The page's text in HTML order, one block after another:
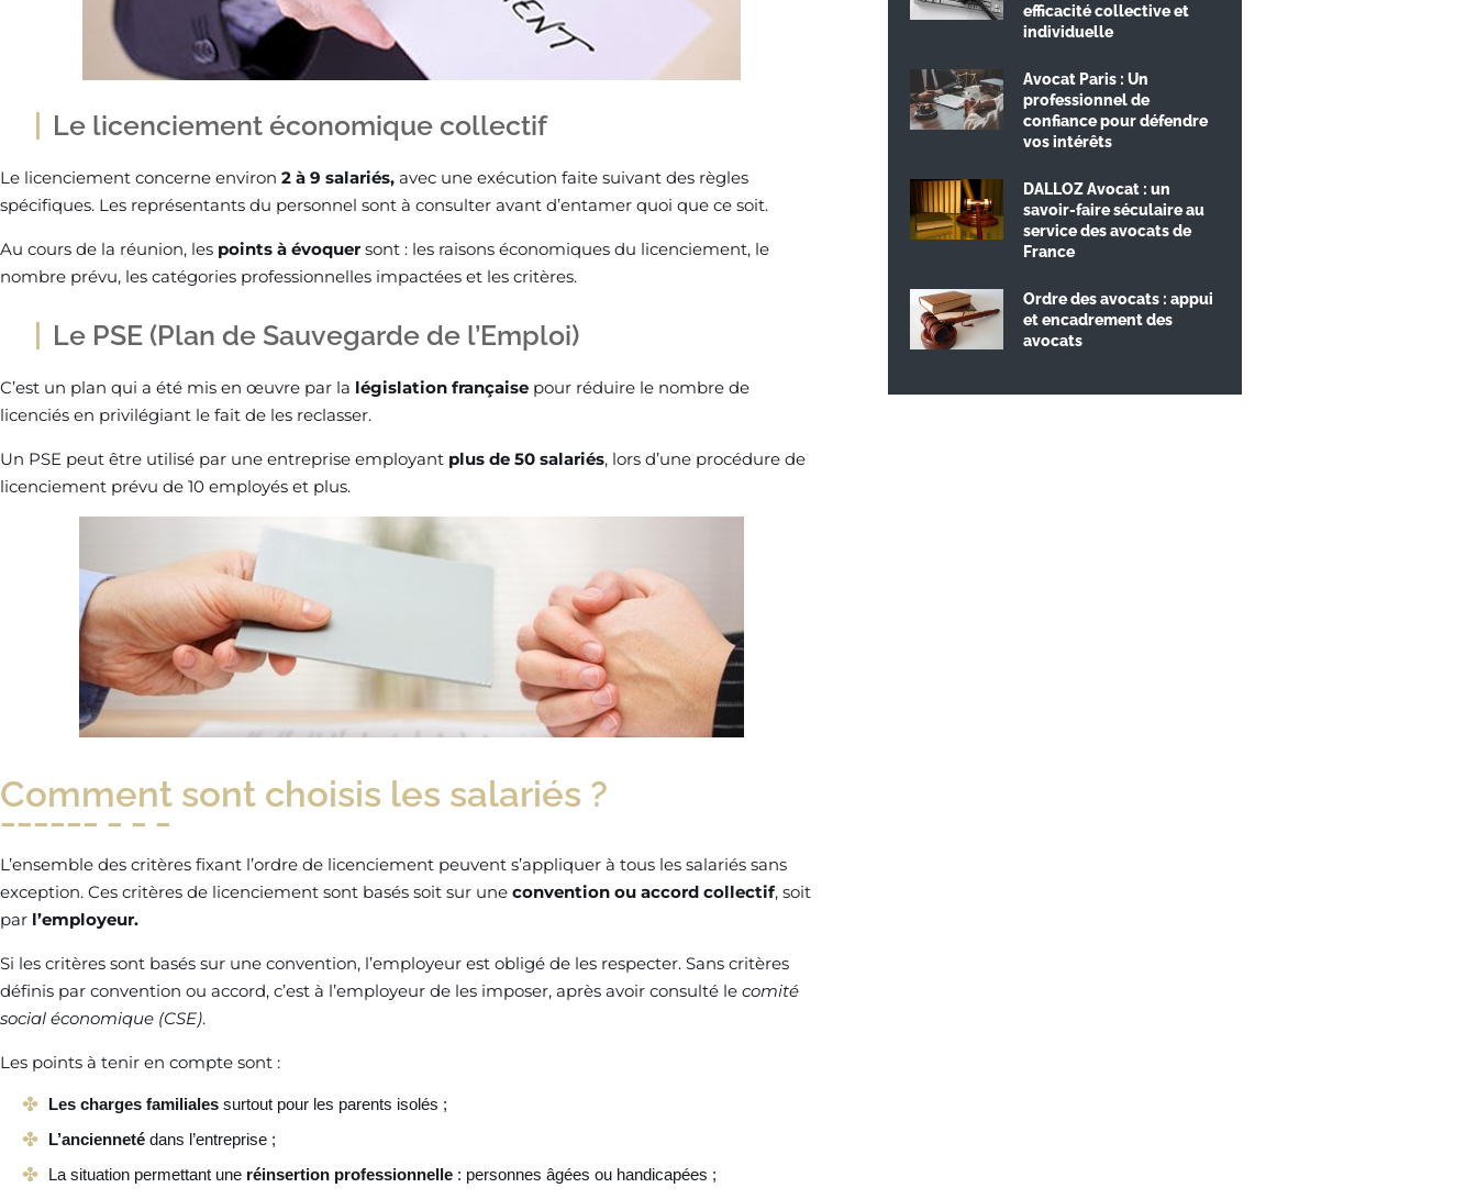
Le licenciement économique collectif
Le licenciement concerne environ 2 à 9 salariés, avec une exécution faite suivant des règles
spécifiques. Les représentants du personnel sont à consulter avant d’entamer quoi que ce soit.
Au cours de la réunion, les points à évoquer sont : les raisons économiques du licenciement, le
nombre prévu, les catégories professionnelles impactées et les critères.
Le PSE (Plan de Sauvegarde de l’Emploi)
C’est un plan qui a été mis en œuvre par la législation française pour réduire le nombre de
licenciés en privilégiant le fait de les reclasser.
Un PSE peut être utilisé par une entreprise employant plus de 50 salariés, lors d’une procédure de
licenciement prévu de 10 employés et plus.
Comment sont choisis les salariés ?
L’ensemble des critères fixant l’ordre de licenciement peuvent s’appliquer à tous les salariés sans
exception. Ces critères de licenciement sont basés soit sur une convention ou accord collectif, soit
par l’employeur.
Si les critères sont basés sur une convention, l’employeur est obligé de les respecter. Sans critères
définis par convention ou accord, c’est à l’employeur de les imposer, après avoir consulté le comité
social économique (CSE).
Les points à tenir en compte sont :
Les charges familiales surtout pour les parents isolés ;
L’ancienneté dans l’entreprise ;
La situation permettant une réinsertion professionnelle : personnes âgées ou handicapées ;
efficacité collective et
individuelle
Avocat Paris : Un
professionnel de
confiance pour défendre
vos intérêts
DALLOZ Avocat : un
savoir-faire séculaire au
service des avocats de
France
Ordre des avocats : appui
et encadrement des
avocats